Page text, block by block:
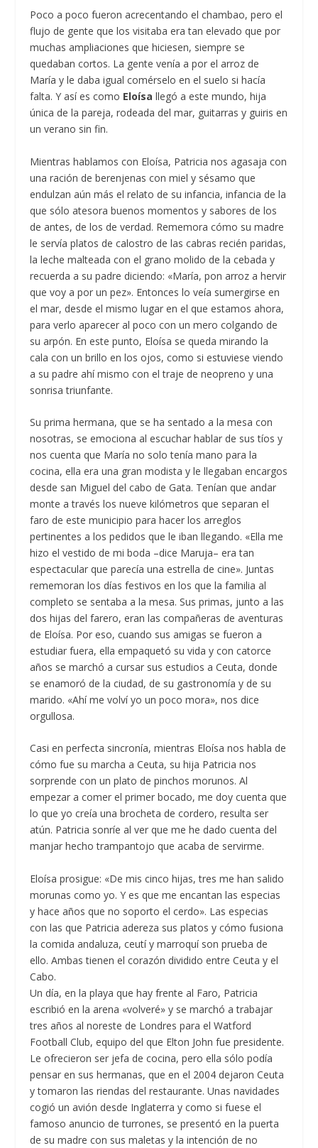
Poco a poco fueron acrecentando el chambao, pero el
flujo de gente que los visitaba era tan elevado que por
muchas ampliaciones que hiciesen, siempre se
quedaban cortos. La gente venía a por el arroz de
María y le daba igual comérselo en el suelo si hacía
falta. Y así es como Eloísa llegó a este mundo, hija
única de la pareja, rodeada del mar, guitarras y guiris en
un verano sin fin.
Mientras hablamos con Eloísa, Patricia nos agasaja con
una ración de berenjenas con miel y sésamo que
endulzan aún más el relato de su infancia, infancia de la
que sólo atesora buenos momentos y sabores de los
de antes, de los de verdad. Rememora cómo su madre
le servía platos de calostro de las cabras recién paridas,
la leche malteada con el grano molido de la cebada y
recuerda a su padre diciendo: «María, pon arroz a hervir
que voy a por un pez». Entonces lo veía sumergirse en
el mar, desde el mismo lugar en el que estamos ahora,
para verlo aparecer al poco con un mero colgando de
su arpón. En este punto, Eloísa se queda mirando la
cala con un brillo en los ojos, como si estuviese viendo
a su padre ahí mismo con el traje de neopreno y una
sonrisa triunfante.
Su prima hermana, que se ha sentado a la mesa con
nosotras, se emociona al escuchar hablar de sus tíos y
nos cuenta que María no solo tenía mano para la
cocina, ella era una gran modista y le llegaban encargos
desde san Miguel del cabo de Gata. Tenían que andar
monte a través los nueve kilómetros que separan el
faro de este municipio para hacer los arreglos
pertinentes a los pedidos que le iban llegando. «Ella me
hizo el vestido de mi boda –dice Maruja– era tan
espectacular que parecía una estrella de cine». Juntas
rememoran los días festivos en los que la familia al
completo se sentaba a la mesa. Sus primas, junto a las
dos hijas del farero, eran las compañeras de aventuras
de Eloísa. Por eso, cuando sus amigas se fueron a
estudiar fuera, ella empaquetó su vida y con catorce
años se marchó a cursar sus estudios a Ceuta, donde
se enamoró de la ciudad, de su gastronomía y de su
marido. «Ahí me volví yo un poco mora», nos dice
orgullosa.
Casi en perfecta sincronía, mientras Eloísa nos habla de
cómo fue su marcha a Ceuta, su hija Patricia nos
sorprende con un plato de pinchos morunos. Al
empezar a comer el primer bocado, me doy cuenta que
lo que yo creía una brocheta de cordero, resulta ser
atún. Patricia sonríe al ver que me he dado cuenta del
manjar hecho trampantojo que acaba de servirme.
Eloísa prosigue: «De mis cinco hijas, tres me han salido
morunas como yo. Y es que me encantan las especias
y hace años que no soporto el cerdo». Las especias
con las que Patricia adereza sus platos y cómo fusiona
la comida andaluza, ceutí y marroquí son prueba de
ello. Ambas tienen el corazón dividido entre Ceuta y el
Cabo.
Un día, en la playa que hay frente al Faro, Patricia
escribió en la arena «volveré» y se marchó a trabajar
tres años al noreste de Londres para el Watford
Football Club, equipo del que Elton John fue presidente.
Le ofrecieron ser jefa de cocina, pero ella sólo podía
pensar en sus hermanas, que en el 2004 dejaron Ceuta
y tomaron las riendas del restaurante. Unas navidades
cogió un avión desde Inglaterra y como si fuese el
famoso anuncio de turrones, se presentó en la puerta
de su madre con sus maletas y la intención de no